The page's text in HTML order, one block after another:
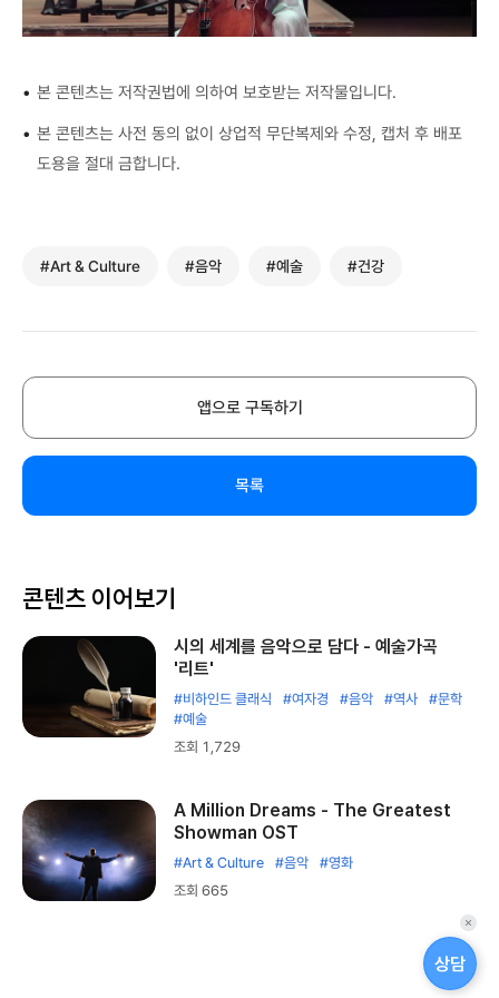
• 본 콘텐츠는 저작권법에 의하여 보호받는 저작물입니다.
• 본 콘텐츠는 사전 동의 없이 상업적 무단복제와 수정, 캡처 후 배포
도용을 절대 금합니다.
#Art & Culture #음악 #예술 #건강
앱으로 구독하기
목록
콘텐츠 이어보기
시의 세계를 음악으로 담다 - 예술가곡
'리트'
#비하인드 클래식 #여자경 #음악 #역사
#문학
#예술
조회 1,729
A Million Dreams - The Greatest
Showman OST
#Art & Culture #음악
#영화
조회 665
상담
퀵
메
뉴